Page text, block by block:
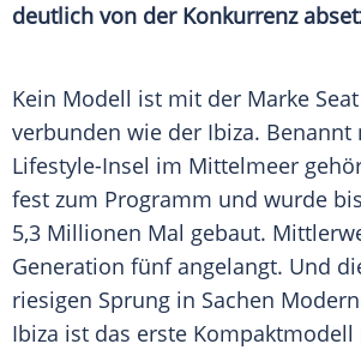
deutlich von der Konkurrenz
Kein Modell ist mit der Marke Seat
verbunden wie der Ibiza. Benannt
Lifestyle-Insel im Mittelmeer
fest zum Programm und wurde
5,3 Millionen Mal gebaut.
Generation fünf angelangt. Und
riesigen Sprung in Sachen
Ibiza ist das erste Kompaktmodell